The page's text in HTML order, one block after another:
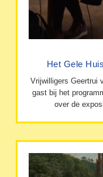
Het Gele
Vrijwilligers Geertrui
gast bij het
over de